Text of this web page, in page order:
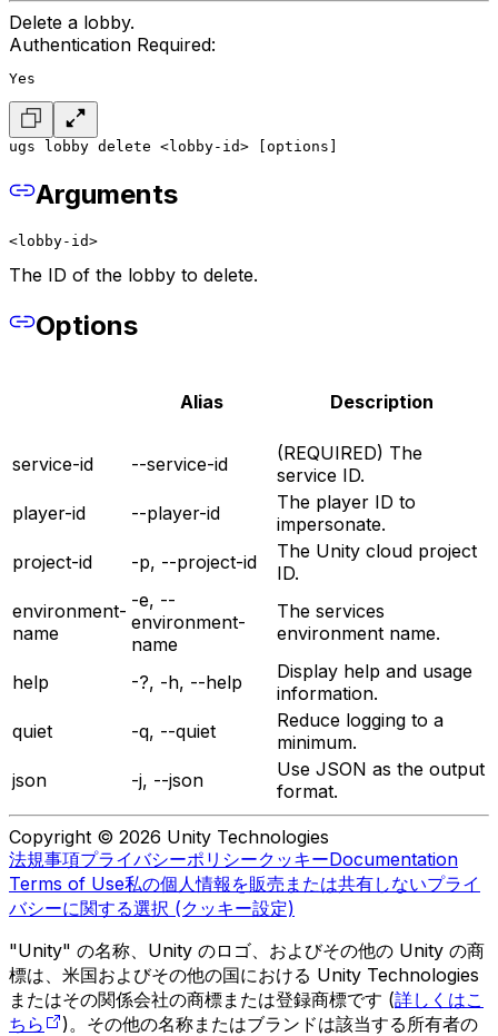
Delete a lobby.
Authentication Required:
Yes
ugs lobby delete <lobby-id> [options]
Arguments
<lobby-id>
The ID of the lobby to delete.
Options
Alias Description
service-id --service-id
(REQUIRED) The
service ID.
player-id
--player-id
The player ID to
impersonate.
project-id
-p, --project-id
The Unity cloud project
ID.
environment-
name
-e, --
environment-
name
The services
environment name.
help -?, -h, --help
Display help and usage
information.
quiet
-q, --quiet
Reduce logging to a
minimum.
json
-j, --json
Use JSON as the output
format.
Copyright © 2026 Unity Technologies
法規事項プライバシーポリシークッキーDocumentation
Terms of Use私の個人情報を販売または共有しないプライ
バシーに関する選択 (クッキー設定)
"Unity" の名称、Unity のロゴ、およびその他の Unity の商
標は、米国およびその他の国における Unity Technologies
またはその関係会社の商標または登録商標です (詳しくはこ
ちら
)。その他の名称またはブランドは該当する所有者の